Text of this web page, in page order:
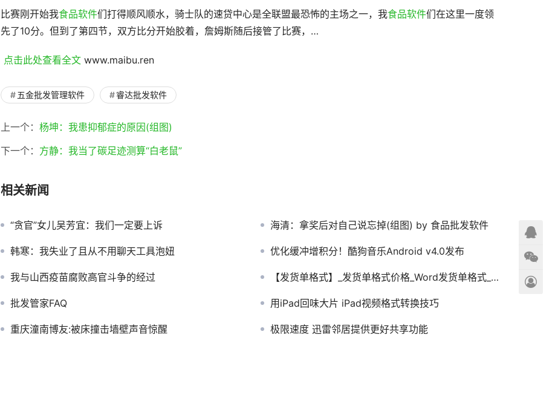
比赛刚开始我食品软件们打得顺风顺水，骑士队的速贷中心是全联盟最恐怖的主场之一，我食品软件们在这里一度领
先了10分。但到了第四节，双方比分开始胶着，詹姆斯随后接管了比赛，…
点击此处查看全文 www.maibu.ren
五金批发管理软件 睿达批发软件
上一个： 杨坤：我患抑郁症的原因(组图)
下一个： 方静：我当了碳足迹测算“白老鼠”
相关新闻
“贪官”女儿吴芳宜：我们一定要上诉 海清：拿奖后对自己说忘掉(组图) by 食品批发软件
韩寒：我失业了且从不用聊天工具泡妞 优化缓冲增积分！酷狗音乐Android v4.0发布
我与山西疫苗腐败高官斗争的经过 【发货单格式】_发货单格式价格_Word发货单格式_Excel发货单格式
批发管家FAQ 用iPad回味大片 iPad视频格式转换技巧
重庆潼南博友:被床撞击墙壁声音惊醒 极限速度 迅雷邻居提供更好共享功能